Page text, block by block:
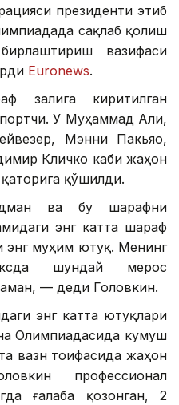
президенти этиб
сақлаб қолиш
вазифаси
Euronews.
залига киритилган
У Муҳаммад Aли,
Мэнни Пакьяо,
Кличко каби жаҳон
қўшилди.
ва бу шарафни
энг катта шараф
энг муҳим ютуқ. Менинг
шундай мерос
— деди Головкин.
энг катта ютуқлари
Олимпиадасида кумуш
вазн тоифасида жаҳон
профессионал
ғалаба қозонган, 2